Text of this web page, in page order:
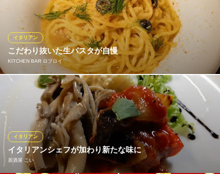
ださい♪
Link 本八幡店
ダーツ&ビリヤード
都営新宿線本八幡駅 徒歩2分
千葉県市川市南八幡4-4-5 ウィンズ本八幡店2F
こだわり抜いた生パスタが自慢
KITCHEN BAR ロブロイ
イタリアン
都内有名イタリアンで修業したシェフがこだわり抜いてつくるソ
ースとモチモチで歯切れのよい千葉県産の生パスタを使用したパ
スタの数々は絶品です。 真鯛とカラスミのペペロンチーノ、黒ト
リュフと農家のベーコンのカルボナーラ、ロブロイ特製ボロネー
ゼ、ウニのクリームソースなど自慢のパスタを多数ご用意してお
ります。
KITCHEN BAR ロブロイ
イタリアンシェフが加わり新たな味に
居酒屋 こい
イタリアン